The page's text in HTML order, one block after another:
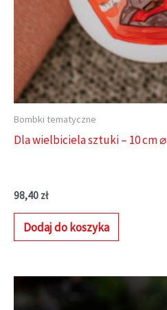
Bombki tematyczne
Dla wielbiciela sztuki – 10 cm ⌀
98,40 zł
Dodaj do koszyka